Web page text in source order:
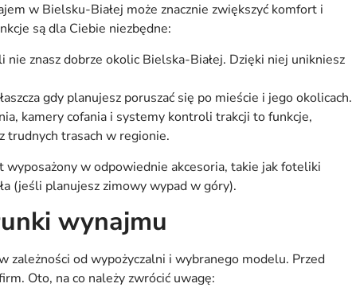
w Bielsku-Białej może znacznie zwiększyć komfort i
są dla Ciebie niezbędne:
znasz dobrze okolic Bielska-Białej. Dzięki niej unikniesz
gdy planujesz poruszać się po mieście i jego okolicach.
kamery cofania i systemy kontroli trakcji to funkcje,
trudnych trasach w regionie.
w odpowiednie akcesoria, takie jak foteliki
(jeśli planujesz zimowy wypad w góry).
wynajmu
zależności od wypożyczalni i wybranego modelu. Przed
Oto, na co należy zwrócić uwagę: